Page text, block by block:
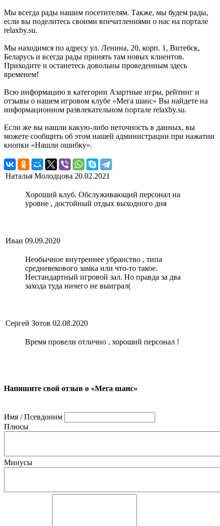
Мы всегда рады нашим посетителям. Также, мы будем рады,
если вы поделитесь своими впечатлениями о нас на портале
relaxby.su.
Мы находимся по адресу ул. Ленина, 20, корп. 1, Витебск,
Беларусь и всегда рады принять там новых клиентов.
Приходите и останетесь довольны проведенным здесь
временем!
Всю информацию в категории Азартные игры, рейтинг и
отзывы о нашем игровом клубе «Мега шанс» Вы найдете на
информационном развлекательном портале relaxby.su.
Если же вы нашли какую-либо неточность в данных, вы
можете сообщить об этом нашей администрации при нажатии
кнопки «Нашли ошибку».
Наталья Молодцова 20.02.2021
Хороший клуб. Обслуживающий персонал на
уровне , достойный отдых выходного дня
Иван 09.09.2020
Необычное внутреннее убранство , типа
средневекового замка или что-то такое.
Нестандартный игровой зал. Но правда за два
захода туда ничего не выиграл(
Сергей Зотов 02.08.2020
Время провели отлично , хороший персонал !
Напишите свой отзыв о «Мега шанс»
Имя / Псевдоним
Плюсы
Минусы